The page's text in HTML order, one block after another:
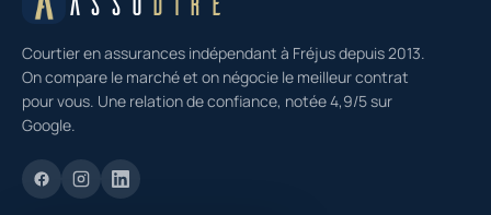
Courtier en assurances indépendant à Fréjus depuis 2013.
On compare le marché et on négocie le meilleur contrat
pour vous. Une relation de confiance, notée 4,9/5 sur
Google.